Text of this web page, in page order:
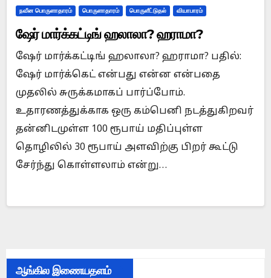
நவீன பொருளாதாரம் பொருளாதாரம் பொருளீட்டுதல் வியாபாரம்
ஷேர் மார்க்கட்டிங் ஹலாலா? ஹராமா?
ஷேர் மார்க்கட்டிங் ஹலாலா? ஹராமா? பதில்:
ஷேர் மார்க்கெட் என்பது என்ன என்பதை
முதலில் சுருக்கமாகப் பார்ப்போம்.
உதாரணத்துக்காக ஒரு கம்பெனி நடத்துகிறவர்
தன்னிடமுள்ள 100 ரூபாய் மதிப்புள்ள
தொழிலில் 30 ரூபாய் அளவிற்கு பிறர் கூட்டு
சேர்ந்து கொள்ளலாம் என்று…
ஆங்கில இணையதளம்